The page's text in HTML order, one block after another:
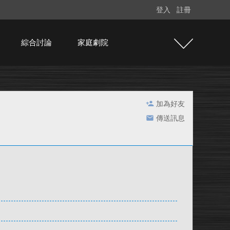
登入 註冊
綜合討論 家庭劇院
加為好友
傳送訊息